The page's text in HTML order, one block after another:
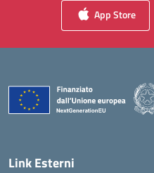
App Store
Link Esterni